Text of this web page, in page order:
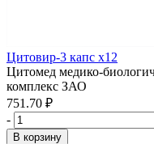
Цитовир-3 капс x12
Цитомед медико-
комплекс ЗАО
751.70 ₽
-
В корзину